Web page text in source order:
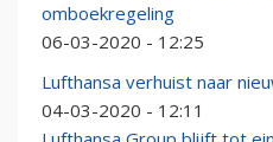
omboekregeling
06-03-2020 - 12:25
Lufthansa verhuist naar
04-03-2020 - 12:11